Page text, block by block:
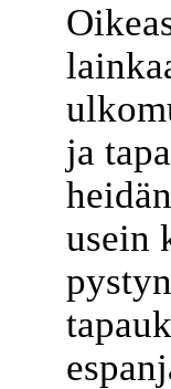
ja
usein